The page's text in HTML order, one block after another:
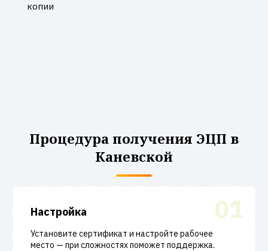
копии
Процедура получения ЭЦП в
Каневской
01
Настройка
Установите сертификат и настройте рабочее
место — при сложностях поможет поддержка.